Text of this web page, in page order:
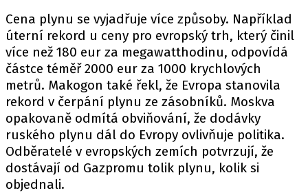
Cena plynu se vyjadřuje více způsoby. Například
úterní rekord u ceny pro evropský trh, který činil
více než 180 eur za megawatthodinu, odpovídá
částce téměř 2000 eur za 1000 krychlových
metrů. Makogon také řekl, že Evropa stanovila
rekord v čerpání plynu ze zásobníků. Moskva
opakovaně odmítá obviňování, že dodávky
ruského plynu dál do Evropy ovlivňuje politika.
Odběratelé v evropských zemích potvrzují, že
dostávají od Gazpromu tolik plynu, kolik si
objednali.